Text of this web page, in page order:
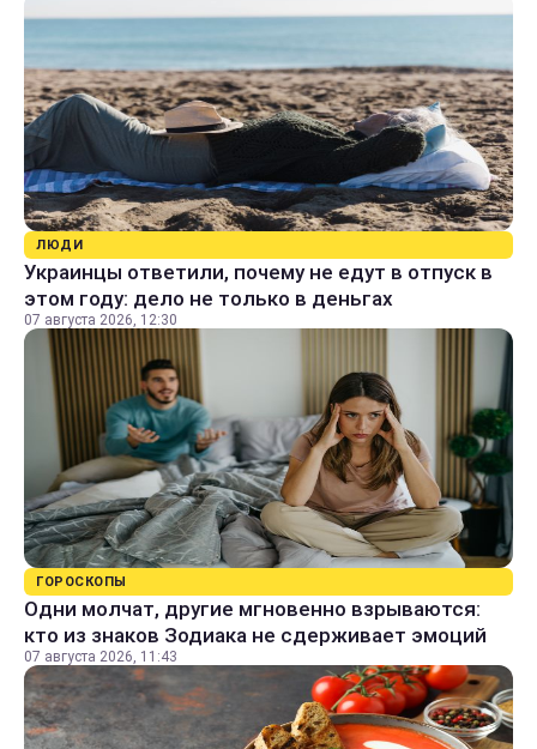
ЛЮДИ
Украинцы ответили, почему не едут в отпуск в
этом году: дело не только в деньгах
07 августа 2026, 12:30
ГОРОСКОПЫ
Одни молчат, другие мгновенно взрываются:
кто из знаков Зодиака не сдерживает эмоций
07 августа 2026, 11:43